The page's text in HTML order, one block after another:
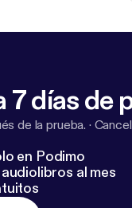
7 días de
de la prueba. ·
en Podimo
al mes